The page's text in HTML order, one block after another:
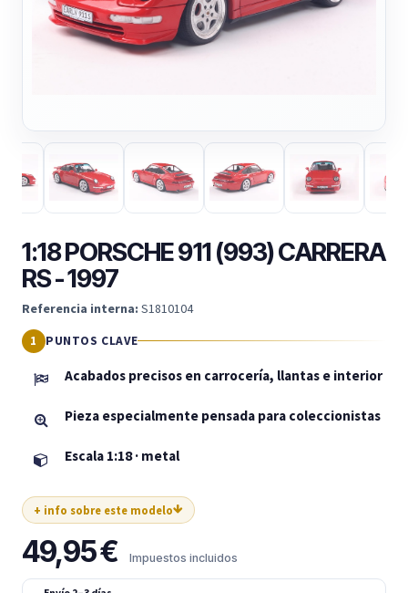
1:18 PORSCHE 911 (993) CARRERA
RS - 1997
Referencia interna: S1810104
PUNTOS CLAVE
Acabados precisos en carrocería, llantas e interior
Pieza especialmente pensada para coleccionistas
Escala 1:18 · metal
+ info sobre este modelo
49,95€ Impuestos incluidos